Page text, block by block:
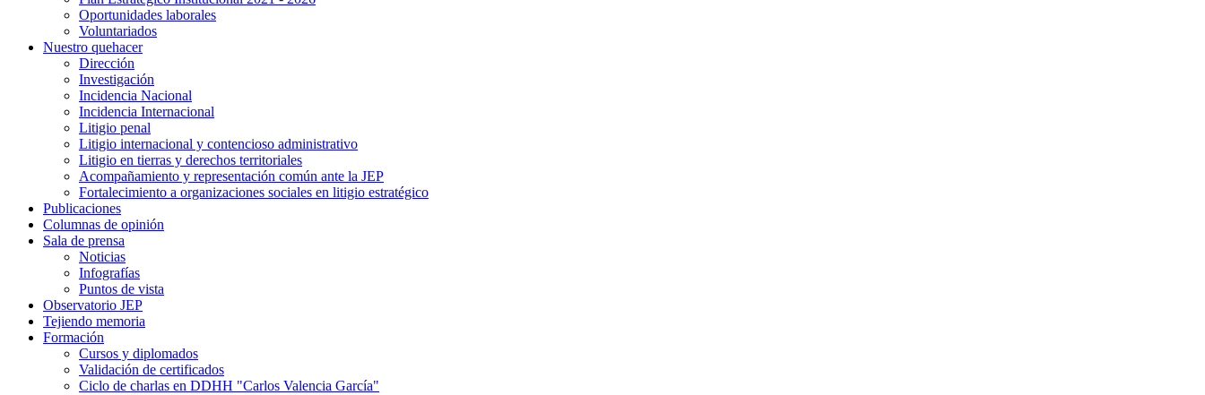
Oportunidades laborales
Voluntariados
Nuestro quehacer
Dirección
Investigación
Incidencia Nacional
Incidencia Internacional
Litigio penal
Litigio internacional y contencioso administrativo
Litigio en tierras y derechos territoriales
Acompañamiento y representación común ante la JEP
Fortalecimiento a organizaciones sociales en litigio estratégico
Publicaciones
Columnas de opinión
Sala de prensa
Noticias
Infografías
Puntos de vista
Observatorio JEP
Tejiendo memoria
Formación
Cursos y diplomados
Validación de certificados
Ciclo de charlas en DDHH "Carlos Valencia García"